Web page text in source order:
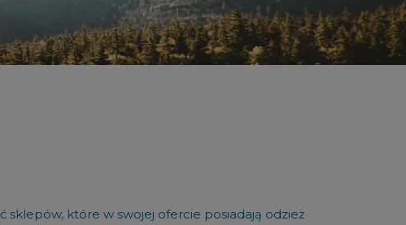
które w swojej ofercie posiadają odzież